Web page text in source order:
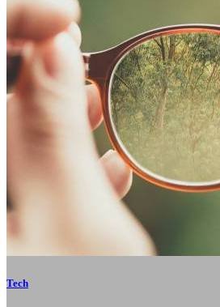
Tech